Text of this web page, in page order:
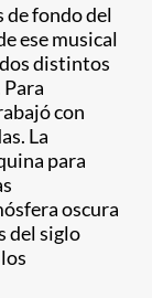
de fondo del
ese musical
distintos
con
La
para
oscura
del siglo